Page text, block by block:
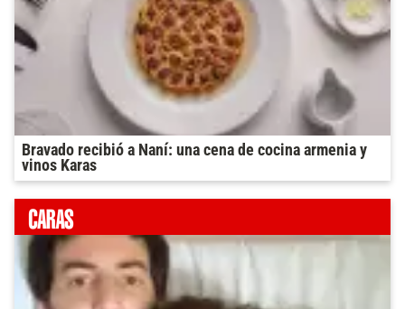
Bravado recibió a Naní: una cena de cocina armenia y
vinos Karas